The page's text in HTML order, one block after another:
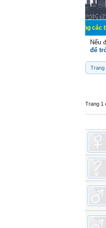
Chào mừng các bạn đến
Nếu
để
Trang
Trang 1